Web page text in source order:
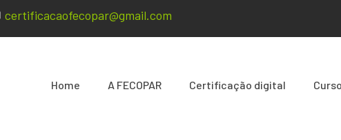
certificacaofecopar@gmail.com
Home A FECOPAR Certificação digital